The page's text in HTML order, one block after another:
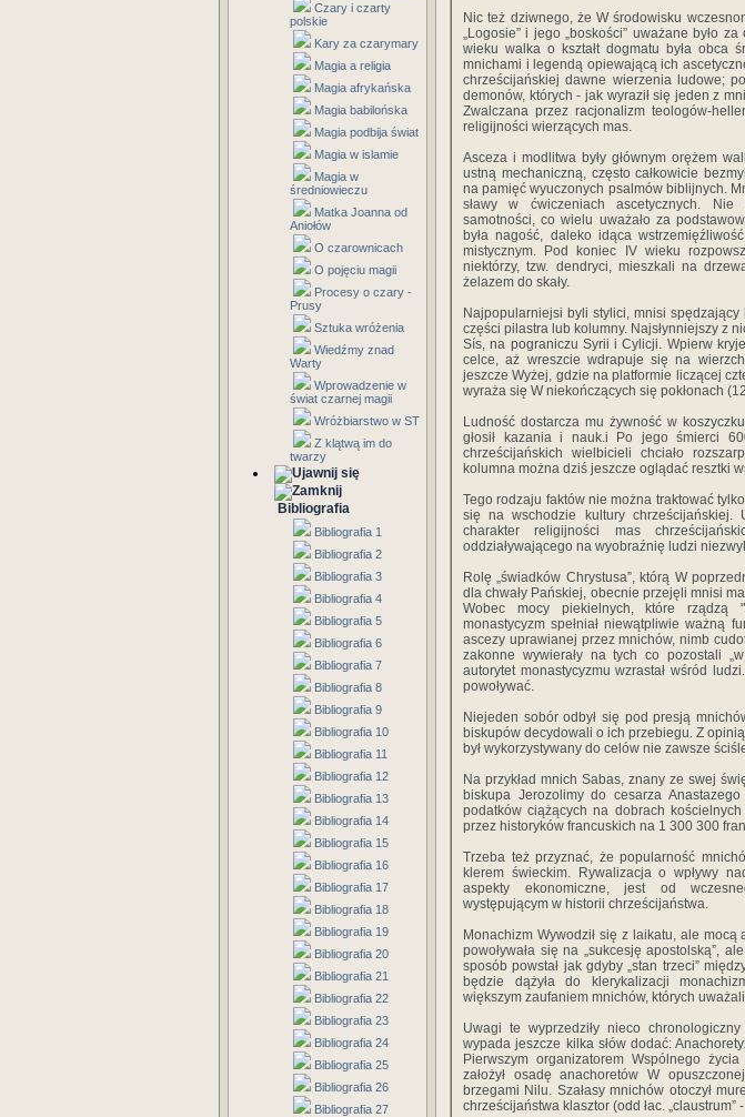
Czary i czarty
polskie
Kary za czarymary
Magia a religia
Magia afrykańska
Magia babilońska
Magia podbija świat
Magia w islamie
Magia w
średniowieczu
Matka Joanna od
Aniołów
O czarownicach
O pojęciu magii
Procesy o czary -
Prusy
Sztuka wróżenia
Wiedźmy znad
Warty
Wprowadzenie w
świat czarnej magii
Wróżbiarstwo w ST
Z klątwą im do
twarzy
Bibliografia
Bibliografia 1
Bibliografia 2
Bibliografia 3
Bibliografia 4
Bibliografia 5
Bibliografia 6
Bibliografia 7
Bibliografia 8
Bibliografia 9
Bibliografia 10
Bibliografia 11
Bibliografia 12
Bibliografia 13
Bibliografia 14
Bibliografia 15
Bibliografia 16
Bibliografia 17
Bibliografia 18
Bibliografia 19
Bibliografia 20
Bibliografia 21
Bibliografia 22
Bibliografia 23
Bibliografia 24
Bibliografia 25
Bibliografia 26
Bibliografia 27
Nic też dziwnego, że W środowisku
„Logosie” i jego „boskości” uważane było
wieku walka o kształt dogmatu była obca
mnichami i legendą opiewającą ich
chrześcijańskiej dawne wierzenia ludowe;
demonów, których - jak wyraził się jeden z
Zwalczana przez racjonalizm teologów-
religijności wierzących mas.
Asceza i modlitwa były głównym orężem
ustną mechaniczną, często całkowicie
na pamięć wyuczonych psalmów biblijnych.
sławy w ćwiczeniach ascetycznych. Nie
samotności, co wielu uważało za
była nagość, daleko idąca
mistycznym. Pod koniec IV wieku
niektórzy, tzw. dendryci, mieszkali na
żelazem do skały.
Najpopularniejsi byli stylici, mnisi
części pilastra lub kolumny. Najsłynniejszy z
Sís, na pograniczu Syrii i Cylicji. Wpierw
celce, aż wreszcie wdrapuje się na
jeszcze Wyżej, gdzie na platformie liczącej
wyraża się W niekończących się pokłonach
Ludność dostarcza mu żywność w
głosił kazania i nauk.i Po jego śmierci
chrześcijańskich wielbicieli chciało
kolumna można dziś jeszcze oglądać resztki
Tego rodzaju faktów nie można traktować
się na wschodzie kultury chrześcijańskiej.
charakter religijności mas
oddziaływającego na wyobraźnię ludzi
Rolę „świadków Chrystusa”, którą W
dla chwały Pańskiej, obecnie przejęli mnisi
Wobec mocy piekielnych, które rządzą
monastycyzm spełniał niewątpliwie ważną
ascezy uprawianej przez mnichów, nimb
zakonne wywierały na tych co pozostali
autorytet monastycyzmu wzrastał wśród
powoływać.
Niejeden sobór odbył się pod presją
biskupów decydowali o ich przebiegu. Z
był wykorzystywany do celów nie zawsze
Na przykład mnich Sabas, znany ze swej
biskupa Jerozolimy do cesarza
podatków ciążących na dobrach
przez historyków francuskich na 1 300 300
Trzeba też przyznać, że popularność
klerem świeckim. Rywalizacja o wpływy
aspekty ekonomiczne, jest od
występującym w historii chrześcijaństwa.
Monachizm Wywodził się z laikatu, ale
powoływała się na „sukcesję apostolską”,
sposób powstał jak gdyby „stan trzeci”
będzie dążyła do klerykalizacji
większym zaufaniem mnichów, których
Uwagi te wyprzedziły nieco
wypada jeszcze kilka słów dodać:
Pierwszym organizatorem Wspólnego
założył osadę anachoretów W
brzegami Nilu. Szałasy mnichów otoczył
chrześcijaństwa klasztor (odd łac. „claustrum”